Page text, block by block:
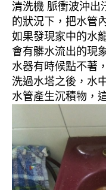
清洗機 脈衝波沖出
的狀況下，把水管
如果發現家中的水
會有髒水流出的現
水器有時候點不著
洗過水塔之後，水
水管產生沉積物，